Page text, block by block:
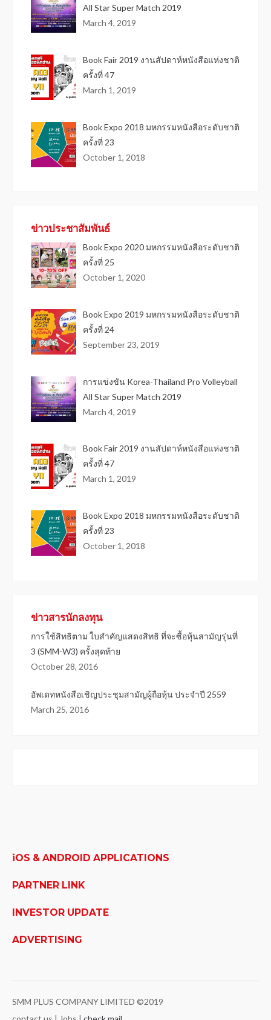
All Star Super Match 2019
March 4, 2019
Book Fair 2019 งานสัปดาห์หนังสือแห่งชาติ
ครั้งที่ 47
March 1, 2019
Book Expo 2018 มหกรรมหนังสือระดับชาติ
ครั้งที่ 23
October 1, 2018
ข่าวประชาสัมพันธ์
Book Expo 2020 มหกรรมหนังสือระดับชาติ
ครั้งที่ 25
October 1, 2020
Book Expo 2019 มหกรรมหนังสือระดับชาติ
ครั้งที่ 24
September 23, 2019
การแข่งขัน Korea-Thailand Pro Volleyball
All Star Super Match 2019
March 4, 2019
Book Fair 2019 งานสัปดาห์หนังสือแห่งชาติ
ครั้งที่ 47
March 1, 2019
Book Expo 2018 มหกรรมหนังสือระดับชาติ
ครั้งที่ 23
October 1, 2018
ข่าวสารนักลงทุน
การใช้สิทธิตาม ใบสำคัญแสดงสิทธิ ที่จะซื้อหุ้นสามัญรุ่นที่
3 (SMM-W3) ครั้งสุดท้าย
October 28, 2016
อัพเดทหนังสือเชิญประชุมสามัญผู้ถือหุ้น ประจำปี 2559
March 25, 2016
iOS & ANDROID APPLICATIONS
PARTNER LINK
INVESTOR UPDATE
ADVERTISING
SMM PLUS COMPANY LIMITED ©2019